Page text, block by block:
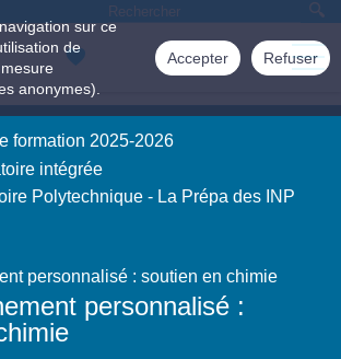
sur ce
de
anonymes).
Accepter Refuser
formation 2025-2026
intégrée
Polytechnique - La Prépa des INP
personnalisé : soutien en chimie
personnalisé :